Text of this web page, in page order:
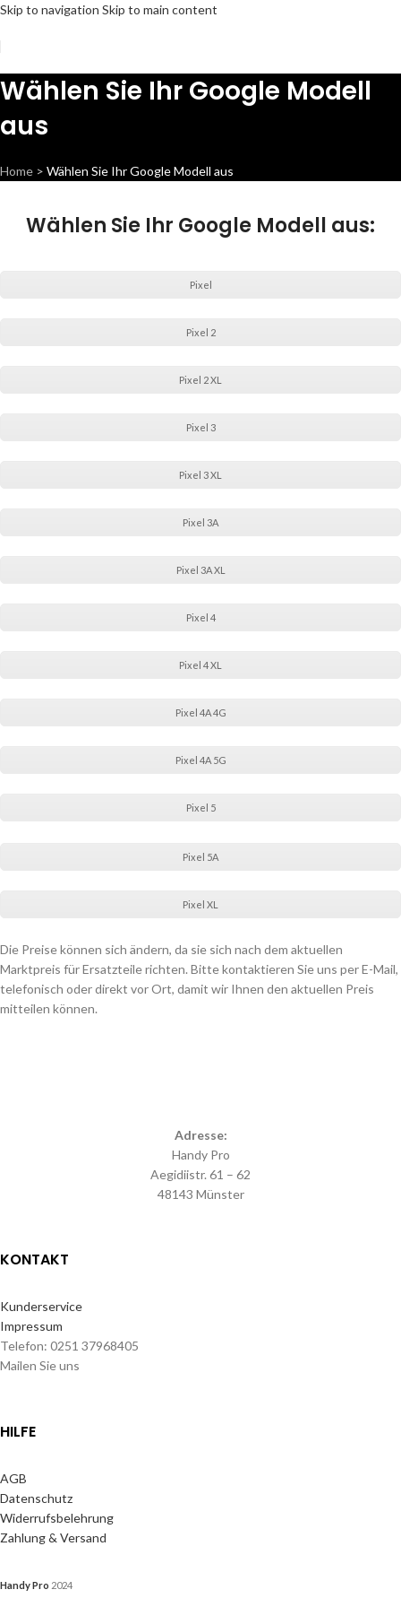
Skip to navigation Skip to main content
Wählen Sie Ihr Google Modell
aus
Home > Wählen Sie Ihr Google Modell aus
Wählen Sie Ihr Google Modell aus:
Pixel
Pixel 2
Pixel 2 XL
Pixel 3
Pixel 3 XL
Pixel 3A
Pixel 3A XL
Pixel 4
Pixel 4 XL
Pixel 4A 4G
Pixel 4A 5G
Pixel 5
Pixel 5A
Pixel XL
Die Preise können sich ändern, da sie sich nach dem aktuellen
Marktpreis für Ersatzteile richten. Bitte kontaktieren Sie uns per E-Mail,
telefonisch oder direkt vor Ort, damit wir Ihnen den aktuellen Preis
mitteilen können.
Adresse:
Handy Pro
Aegidiistr. 61 – 62
48143 Münster
KONTAKT
Kunderservice
Impressum
Telefon: 0251 37968405
Mailen Sie uns
HILFE
AGB
Datenschutz
Widerrufsbelehrung
Zahlung & Versand
Handy Pro 2024